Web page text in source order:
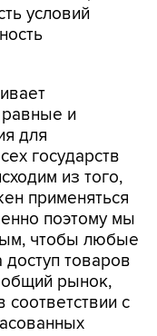
условий
и
для
государств
из того,
применяться
поэтому мы
чтобы любые
товаров
общий рынок,
соответствии с